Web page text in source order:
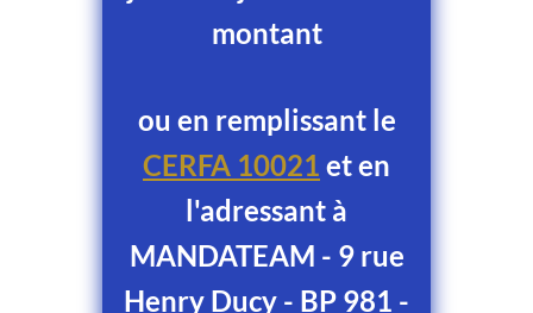
montant
ou en remplissant le
CERFA 10021 et en
l'adressant à
MANDATEAM - 9 rue
Henry Ducy - BP 981 -